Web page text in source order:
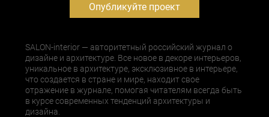
Опубликуйте проект
SALON-interior — авторитетный российский журнал о
дизайне и архитектуре. Все новое в декоре интерьеров,
уникальное в архитектуре, эксклюзивное в интерьере,
что создается в стране и мире, находит свое
отражение в журнале, помогая читателям всегда быть
в курсе современных тенденций архитектуры и
дизайна.